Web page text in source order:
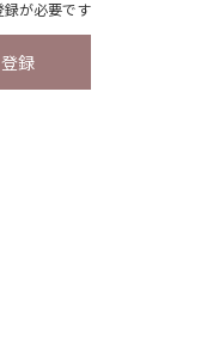
録が必要です
録